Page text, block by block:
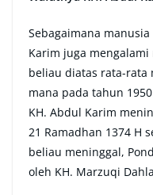
Sebagaimana
Karim juga
beliau diatas rata-rata
mana pada tahun
KH. Abdul Karim
21 Ramadhan 1374 H
beliau meninggal,
oleh KH. Marzuqi